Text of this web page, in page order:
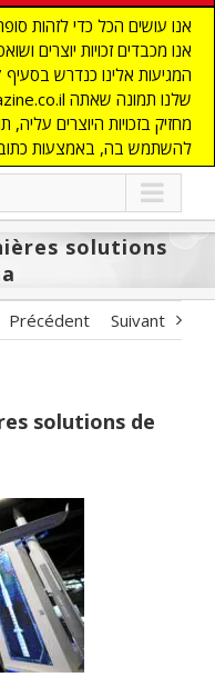
אנו עושים הכל כדי לזהות
אנו מכבדים זכויות יוצרים
מחזיק בזכויות היוצרים
להשתמש בה, באמצעות
solutions
Précédent Suivant
solutions de